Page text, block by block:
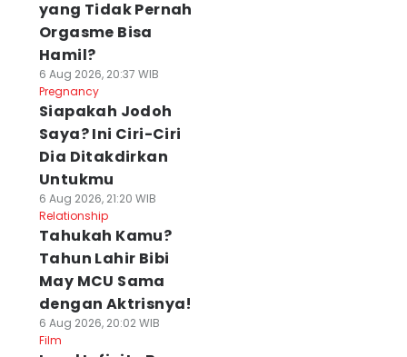
yang Tidak Pernah
Orgasme Bisa
Hamil?
6 Aug 2026, 20:37 WIB
Pregnancy
Siapakah Jodoh
Saya? Ini Ciri-Ciri
Dia Ditakdirkan
Untukmu
6 Aug 2026, 21:20 WIB
Relationship
Tahukah Kamu?
Tahun Lahir Bibi
May MCU Sama
dengan Aktrisnya!
6 Aug 2026, 20:02 WIB
Film